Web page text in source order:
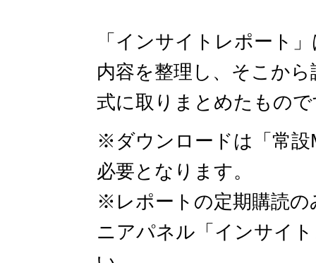
「インサイトレポート
内容を整理し、そこか
式に取りまとめたもの
※ダウンロードは「常設
必要となります。
※レポートの定期購読の
ニアパネル「インサイ